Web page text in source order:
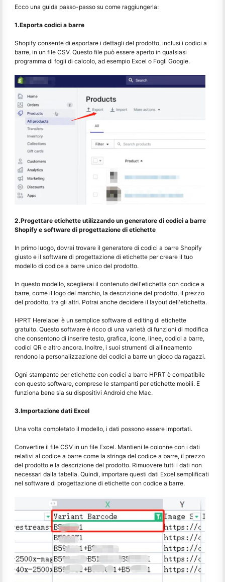
Ecco una guida passo-passo su come raggiungerla:
1.Esporta codici a barre
Shopify consente di esportare i dettagli del prodotto, inclusi i codici a
barre, in un file CSV. Questo file può essere aperto in qualsiasi
programma di fogli di calcolo, ad esempio Excel o Fogli Google.
2.Progettare etichette utilizzando un generatore di codici a barre
Shopify e software di progettazione di etichette
In primo luogo, dovrai trovare il generatore di codici a barre Shopify
giusto e il software di progettazione di etichette per creare il tuo
modello di codice a barre unico del prodotto.
In questo modello, sceglierai il contenuto dell'etichetta con codice a
barre, come il logo del marchio, la descrizione del prodotto, il prezzo
del prodotto, tra gli altri. Potrai anche decidere il layout dell'etichetta.
HPRT Herelabel è un semplice software di editing di etichette
gratuito. Questo software è ricco di una varietà di funzioni di modifica
che consentono di inserire testo, grafica, icone, linee, codici a barre,
codici QR e altro ancora. Inoltre, i suoi strumenti di allineamento
rendono la personalizzazione dei codici a barre un gioco da ragazzi.
Ogni stampante per etichette con codici a barre HPRT è compatibile
con questo software, comprese le stampanti per etichette mobili. E
funziona bene sia su dispositivi Android che Mac.
3.Importazione dati Excel
Una volta completato il modello, i dati possono essere importati.
Convertire il file CSV in un file Excel. Mantieni le colonne con i dati
relativi al codice a barre come la stringa del codice a barre, il prezzo
del prodotto e la descrizione del prodotto. Rimuovere tutti i dati non
necessari dalla tabella. Quindi, importare questi dati Excel semplificati
nel software di progettazione di etichette con codice a barre.